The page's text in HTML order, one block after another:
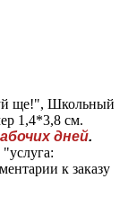
ще!", Школьный
1,4*3,8 см.
дней.
к заказу